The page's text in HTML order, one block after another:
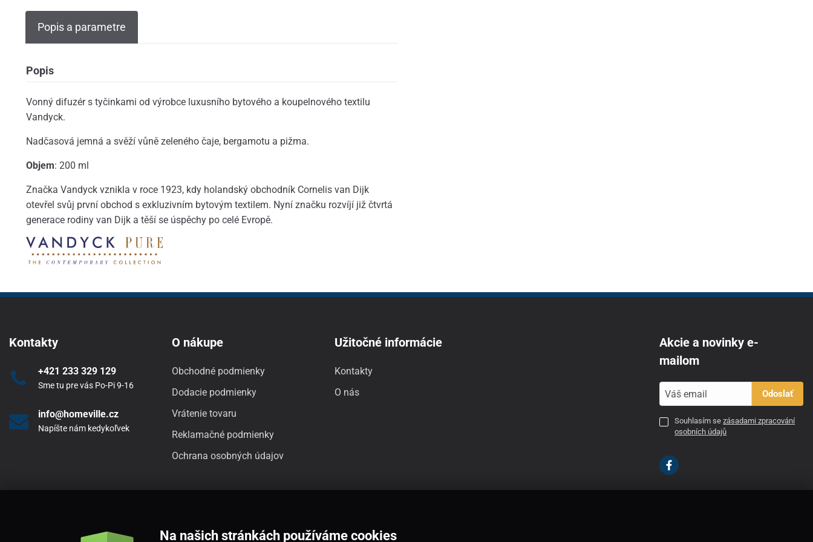
Popis a parametre
Popis
Vonný difuzér s tyčinkami od výrobce luxusního bytového a koupelnového textilu
Vandyck.
Nadčasová jemná a svěží vůně zeleného čaje, bergamotu a pižma.
Objem: 200 ml
Značka Vandyck vznikla v roce 1923, kdy holandský obchodník Cornelis van Dijk
otevřel svůj první obchod s exkluzivním bytovým textilem. Nyní značku rozvíjí již čtvrtá
generace rodiny van Dijk a těší se úspěchy po celé Evropě.
Kontakty
+421 233 329 129
Sme tu pre vás Po-Pi 9-16
info@homeville.cz
Napíšte nám kedykoľvek
O nákupe
Obchodné podmienky
Dodacie podmienky
Vrátenie tovaru
Reklamačné podmienky
Ochrana osobných údajov
Užitočné informácie
Kontakty
O nás
Akcie a novinky e-
mailom
Odoslať
Souhlasím sezásadami zpracování
osobních údajů
Na našich stránkách používáme cookies